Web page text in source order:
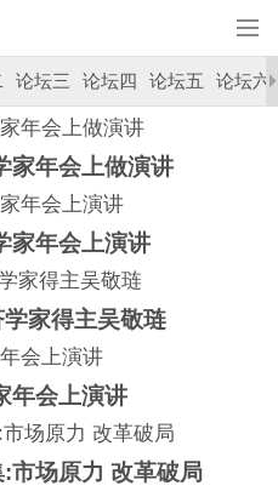
论坛三 论坛四 论坛五 论坛六
家年会上做演讲
家年会上演讲
家得主吴敬琏
年会上演讲
市场原力 改革破局